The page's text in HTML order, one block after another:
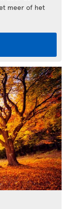
meer of het